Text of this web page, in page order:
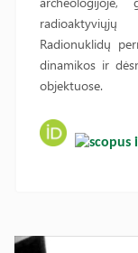
Radionuklidų
dinamikos ir
objektuose.